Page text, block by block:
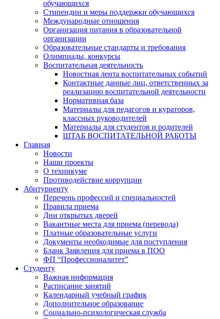
обучающихся
Стипендии и меры поддержки обучающихся
Международные отношения
Организация питания в образовательной
организации
Образовательные стандарты и требования
Олимпиады, конкурсы
Воспитательная деятельность
Новостная лента воспитательных событий
Контактные данные лиц, ответственных за
реализацию воспитательной деятельности
Нормативная база
Материалы для педагогов и кураторов,
классных руководителей
Материалы для студентов и родителей
ШТАБ ВОСПИТАТЕЛЬНОЙ РАБОТЫ
Главная
Новости
Наши проекты
О техникуме
Противодействие коррупции
Абитуриенту
Перечень профессий и специальностей
Правила приема
Дни открытых дверей
Вакантные места для приема (перевода)
Платные образовательные услуги
Документы необходимые для поступления
Бланк Заявления для приема в ПОО
ФП “Профессионалитет”
Студенту
Важная информация
Расписание занятий
Календарный учебный график
Дополнительное образование
Социально-психологическая служба